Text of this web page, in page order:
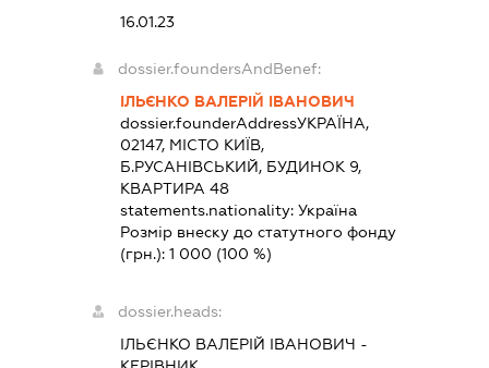
16.01.23
dossier.foundersAndBenef:
ІЛЬЄНКО ВАЛЕРІЙ ІВАНОВИЧ
dossier.founderAddressУКРАЇНА,
02147, МІСТО КИЇВ,
Б.РУСАНІВСЬКИЙ, БУДИНОК 9,
КВАРТИРА 48
statements.nationality:Україна
Розмір внеску до статутного фонду
(грн.):1 000 (100 %)
dossier.heads:
ІЛЬЄНКО ВАЛЕРІЙ ІВАНОВИЧ -